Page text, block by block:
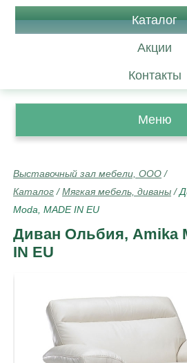
Каталог
Акции
Контакты
Меню
Выставочный зал мебели, ООО /
Каталог /Мягкая мебель, диваны /
Moda, MADE IN EU
Диван Ольбия, Amika
IN EU